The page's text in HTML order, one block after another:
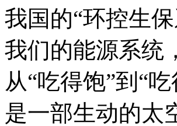
我国的“环控生
我们的能源系统
从“吃得饱”到“
是一部生动的太